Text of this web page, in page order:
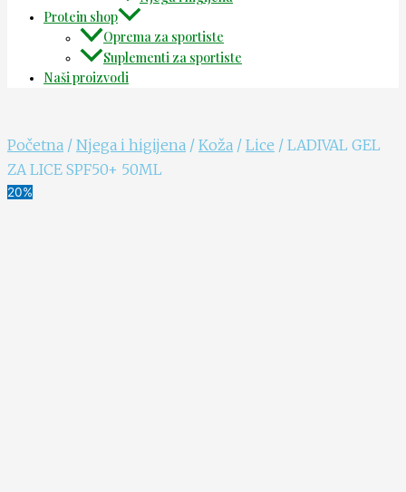
Protein shop
Oprema za sportiste
Suplementi za sportiste
Naši proizvodi
Početna / Njega i higijena / Koža / Lice / LADIVAL GEL
ZA LICE SPF50+ 50ML
20%